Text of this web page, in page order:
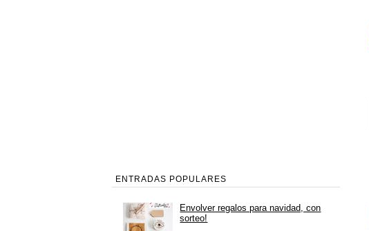
ENTRADAS POPULARES
Envolver regalos para navidad, con
sorteo!